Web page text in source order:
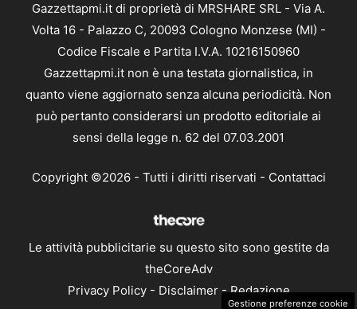
Gazzettapmi.it di proprietà di MRSHARE SRL - Via A.
Volta 16 - Palazzo C, 20093 Cologno Monzese (MI) -
Codice Fiscale e Partita I.V.A. 10216150960
Gazzettapmi.it non è una testata giornalistica, in
quanto viene aggiornato senza alcuna periodicità. Non
può pertanto considerarsi un prodotto editoriale ai
sensi della legge n. 62 del 07.03.2001
Copyright ©2026 - Tutti i diritti riservati - Contattaci
Le attività pubblicitarie su questo sito sono gestite da
theCoreAdv
Privacy Policy- Disclaimer-Redazione
Gestione preferenze cookie